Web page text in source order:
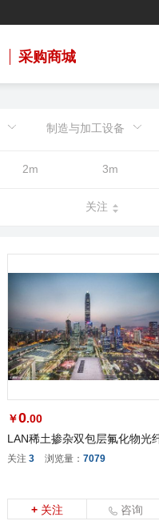
采购商城
制造与加工设备
2m 3m
关注
￥0.00
LAN稀土掺杂双包层氟化物光
关注 3 浏览量： 7079
+ 关注 咨询